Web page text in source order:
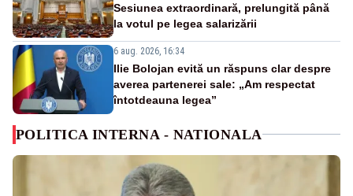
Sesiunea extraordinară, prelungită până
la votul pe legea salarizării
6 aug. 2026, 16:34
Ilie Bolojan evită un răspuns clar despre
averea partenerei sale: „Am respectat
întotdeauna legea”
POLITICA INTERNA - NATIONALA